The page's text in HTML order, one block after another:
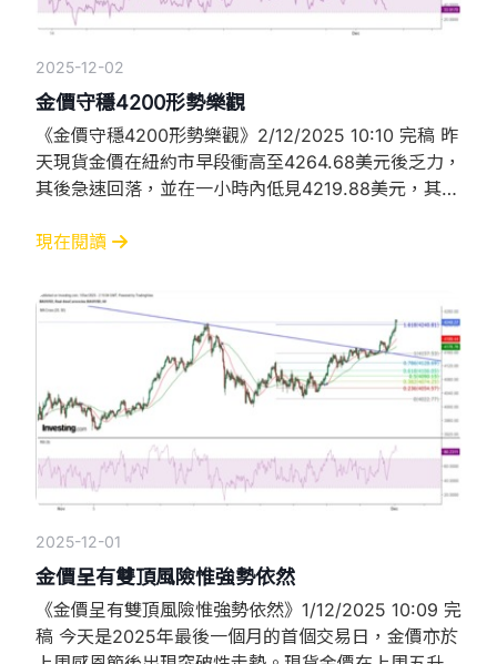
2025-12-02
金價守穩4200形勢樂觀
《金價守穩4200形勢樂觀》2/12/2025 10:10 完稿 昨
天現貨金價在紐約市早段衝高至4264.68美元後乏力，
其後急速回落，並在一小時內低見4219.88美元，其後
跌，今天更於亞洲市早段急跌，幸而守穩4200美元，
上。 從小時圖可見，昨天金價在4256及4264美元水
現在閱讀
2025-12-01
金價呈有雙頂風險惟強勢依然
《金價呈有雙頂風險惟強勢依然》1/12/2025 10:09 完
稿 今天是2025年最後一個月的首個交易日，金價亦於